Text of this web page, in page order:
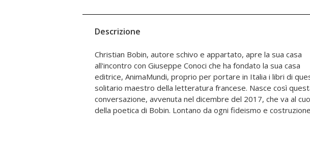
Descrizione
Christian Bobin, autore schivo e appartato, apre la sua casa
all'incontro con Giuseppe Conoci che ha fondato la sua casa
editrice, AnimaMundi, proprio per portare in Italia i libri di
solitario maestro della letteratura francese. Nasce così
conversazione, avvenuta nel dicembre del 2017, che va al
della poetica di Bobin. Lontano da ogni fideismo e costruzione
ideologica, l'autore parla del suo rapporto con la scrittura, di Dio,
dell'amore, della solitudine, della miseria e della grazia che
connotano l'umano. Indaga il mistero della morte e il
quotidiano della presenza con poetica levità, rivelando la